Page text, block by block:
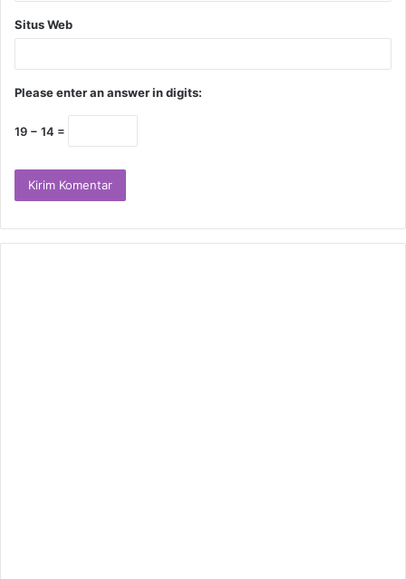
Situs Web
Please enter an answer in digits:
19 − 14 =